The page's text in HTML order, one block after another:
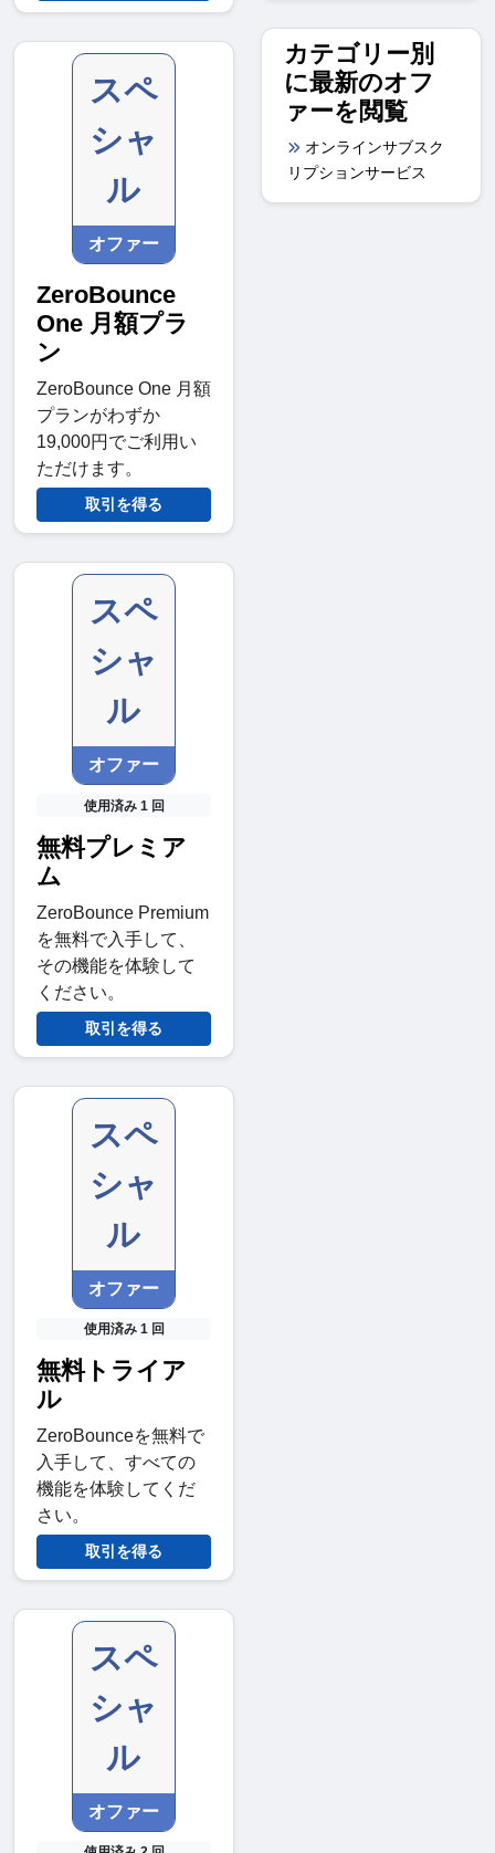
スペ
シャ
ル
オファー
ZeroBounce
One 月額プラ
ン
ZeroBounce One 月額
プランがわずか
19,000円でご利用い
ただけます。
取引を得る
スペ
シャ
ル
オファー
使用済み 1 回
無料プレミア
ム
ZeroBounce Premium
を無料で入手して、
その機能を体験して
ください。
取引を得る
スペ
シャ
ル
オファー
使用済み 1 回
無料トライア
ル
ZeroBounceを無料で
入手して、すべての
機能を体験してくだ
さい。
取引を得る
スペ
シャ
ル
オファー
カテゴリー別
に最新のオフ
ァーを閲覧
オンラインサブスク
リプションサービス